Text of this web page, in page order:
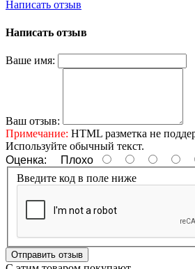
Написать отзыв
Написать отзыв
Ваше имя:
Ваш отзыв:
Примечание: HTML разметка не
Используйте обычный текст.
Оценка: Плохо
Введите код в поле ниже
Отправить отзыв